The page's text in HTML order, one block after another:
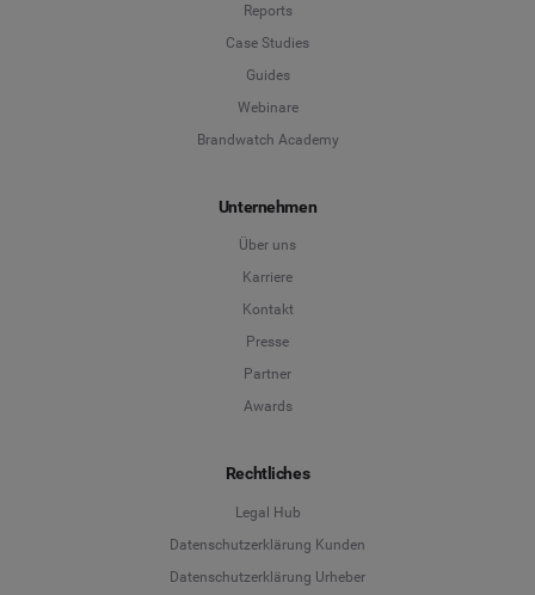
Reports
Case Studies
Guides
Webinare
Brandwatch Academy
Unternehmen
Über uns
Karriere
Kontakt
Presse
Partner
Awards
Rechtliches
Legal Hub
Datenschutzerklärung Kunden
Datenschutzerklärung Urheber